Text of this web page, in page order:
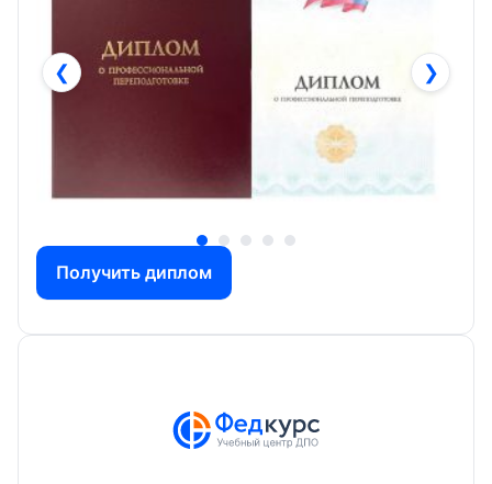
❮ ❯
Получить диплом